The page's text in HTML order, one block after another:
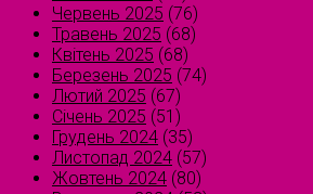
Червень 2025 (76)
Травень 2025 (68)
Квітень 2025 (68)
Березень 2025 (74)
Лютий 2025 (67)
Січень 2025 (51)
Грудень 2024 (35)
Листопад 2024 (57)
Жовтень 2024 (80)